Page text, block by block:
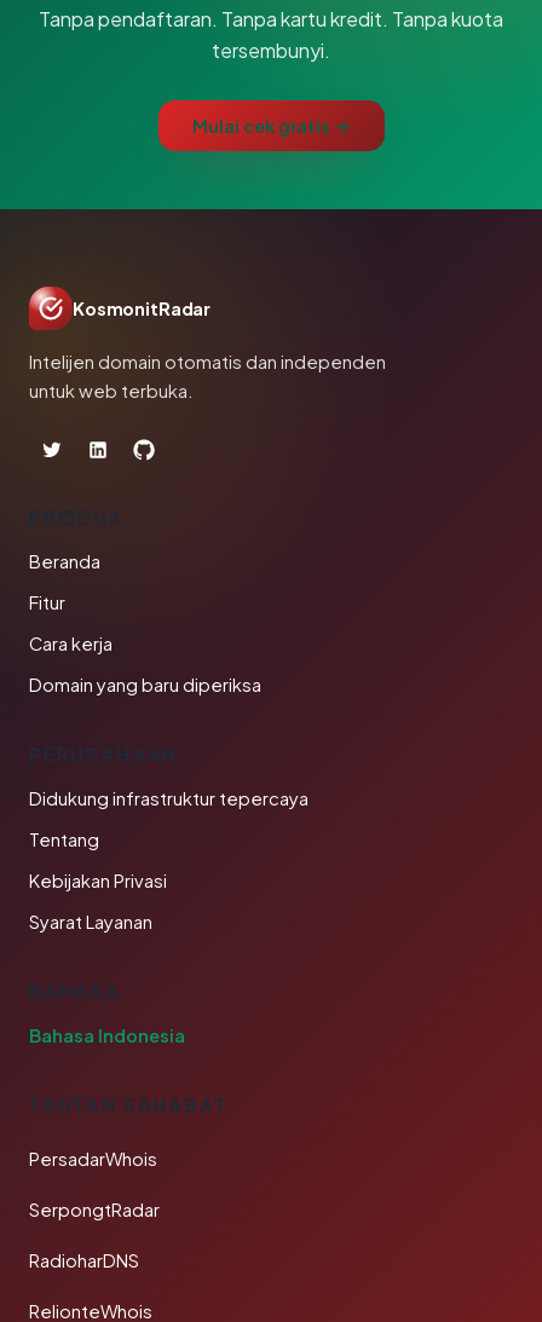
Tanpa pendaftaran. Tanpa kartu kredit. Tanpa kuota
tersembunyi.
Mulai cek gratis →
KosmonitRadar
Intelijen domain otomatis dan independen
untuk web terbuka.
PRODUK
Beranda
Fitur
Cara kerja
Domain yang baru diperiksa
PERUSAHAAN
Didukung infrastruktur tepercaya
Tentang
Kebijakan Privasi
Syarat Layanan
BAHASA
Bahasa Indonesia
TAUTAN SAHABAT
PersadarWhois
SerpongtRadar
RadioharDNS
RelionteWhois